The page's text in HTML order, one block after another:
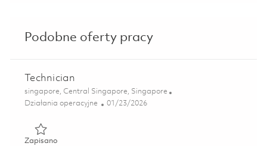
Podobne oferty pracy
Technician
Lokalizacja
singapore, Central Singapore, Singapore
Kategoria
Działania operacyjne Posted Date
01/23/2026
ZapisanoZapisano Technician 01814434